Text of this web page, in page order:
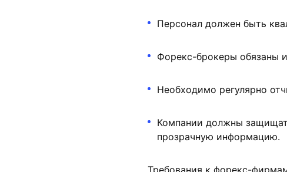
Персонал должен быть
Форекс-брокеры обязаны
Необходимо регулярно
Компании должны
прозрачную информацию.